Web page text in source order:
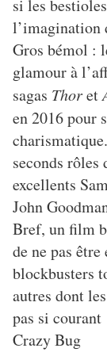
si les
l’imagination
Gros bémol :
glamour à
sagas Thoret
en 2016 pour
seconds rôles
excellents
John
Bref, un film
de ne pas
blockbusters
autres dont
pas si courant
Crazy Bug